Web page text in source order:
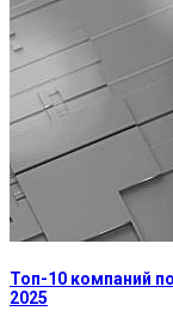
Топ-10 компаний
2025